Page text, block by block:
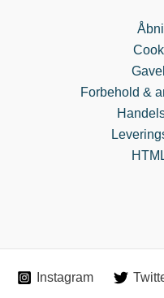
Forbehold &
Instagram